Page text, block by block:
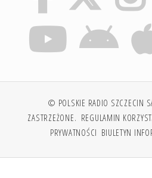
© POLSKIE RADIO SZCZECIN
ZASTRZEŻONE. REGULAMIN
PRYWATNOŚCI BIULETYN